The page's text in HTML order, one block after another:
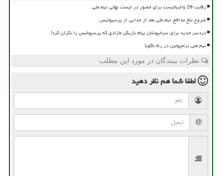
رقابت 28 والیبالیست برای حضور در لیست نهائی تیم ملی
شروع تلخ مدافع تیم ملی بعد از جدایی از پرسپولیس
دردسر جدید برای سرخپوشان پیام بازیکن مازادی که پرسپولیس را نگران کرد!
تیم ملی ترامپولین در راه ناگویا
نظرات بینندگان در مورد این مطلب
لطفا شما همنظر دهید